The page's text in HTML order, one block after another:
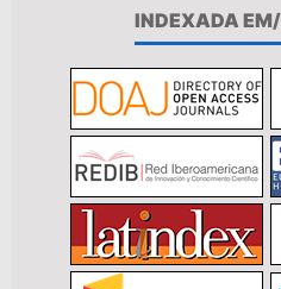
INDEXADA